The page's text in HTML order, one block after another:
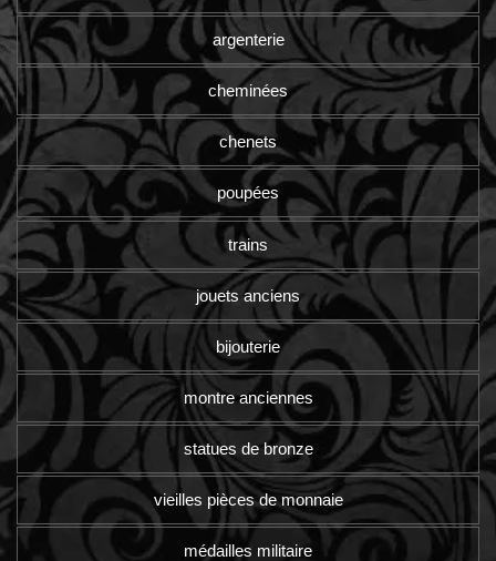
argenterie
cheminées
chenets
poupées
trains
jouets anciens
bijouterie
montre anciennes
statues de bronze
vieilles pièces de monnaie
médailles militaire